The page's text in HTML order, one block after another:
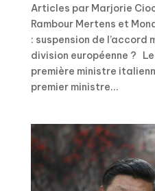
Articles par Marjorie
Rambour Mertens et
: suspension de l’accord
division européenne ?
première ministre
premier ministre...